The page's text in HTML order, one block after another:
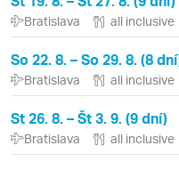
Bratislava all inclusive
So 22. 8. – So 29. 8. (8
Bratislava all inclusive
St 26. 8. – Št 3. 9. (9 dní)
Bratislava all inclusive